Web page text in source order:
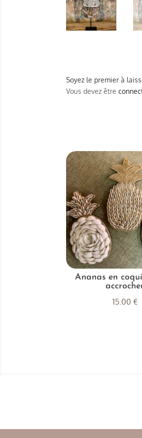
Soyez le premier à
Vous devez être
Ananas en
15.00 €